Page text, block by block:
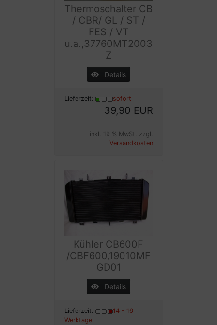
Thermoschalter CB
/ CBR/ GL / ST /
FES / VT
u.a.,37760MT2003
Z
Details
Lieferzeit: sofort
39,90 EUR
inkl. 19 % MwSt. zzgl.
Versandkosten
Kühler CB600F
/CBF600,19010MF
GD01
Details
Lieferzeit:
14 - 16
Werktage